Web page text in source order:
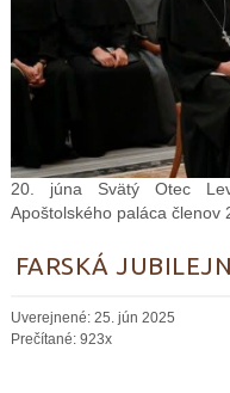
20. júna Svätý Otec
Apoštolského paláca členov
FARSKÁ
Uverejnené: 25. jún 2025
Prečítané: 923x